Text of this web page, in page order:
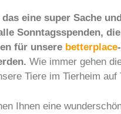
eine super Sache
Sonntagsspenden,
für unsere betterplace
Wie immer gehen
Tiere im Tierheim auf
Ihnen eine